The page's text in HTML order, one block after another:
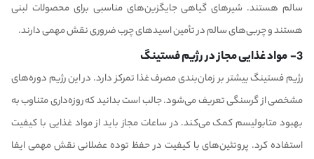
سالم هستند. شیرهای گیاهی جایگزین‌های مناسبی برای محصولات لبنی
هستند و چربی‌های سالم در تأمین اسیدهای چرب ضروری نقش مهمی دارند.
3- مواد غذایی مجاز در رژیم فستینگ
رژیم فستینگ بیشتر بر زمان‌بندی مصرف غذا تمرکز دارد. در این رژیم دوره‌های
مشخصی از گرسنگی تعریف می‌شود. جالب است بدانید که روزه‌داری متناوب به
بهبود متابولیسم کمک می‌کند. در ساعات مجاز باید از مواد غذایی با کیفیت
استفاده کرد. پروتئین‌های با کیفیت در حفظ توده عضلانی نقش مهمی ایفا